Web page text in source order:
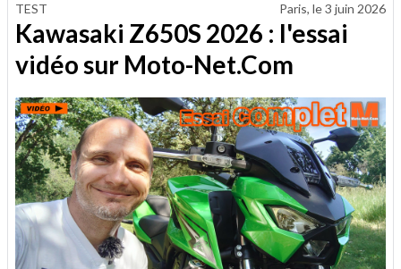
TEST Paris, le3 juin 2026
Kawasaki Z650S 2026 : l'essai
vidéo sur Moto-Net.Com